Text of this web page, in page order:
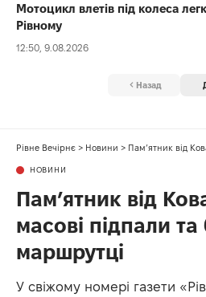
Мотоцикл влетів під колеса
Рівному
12:50, 9.08.2026
Назад
Рівне Вечірнє > Новини > Пам’ятник від
НОВИНИ
Пам’ятник від
масові підпали
маршрутці
У свіжому номері газети